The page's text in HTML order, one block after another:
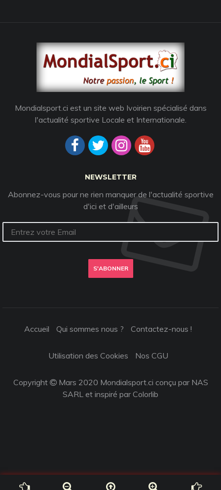
Mondialsport.ci est un site web Ivoirien spécialisé dans
l'actualité sportive Locale et Internationale.
NEWSLETTER
Abonnez-vous pour ne rien manquer de l'actualité sportive
d'ici et d'ailleurs
S'ABONNER
Accueil Qui sommes nous ? Contactez-nous !
Utilisation des Cookies Nos CGU
Copyright
Mars 2020 Mondialsport.ci conçu par NAS
SARL et inspiré parColorlib